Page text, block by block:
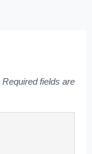
Required fields are